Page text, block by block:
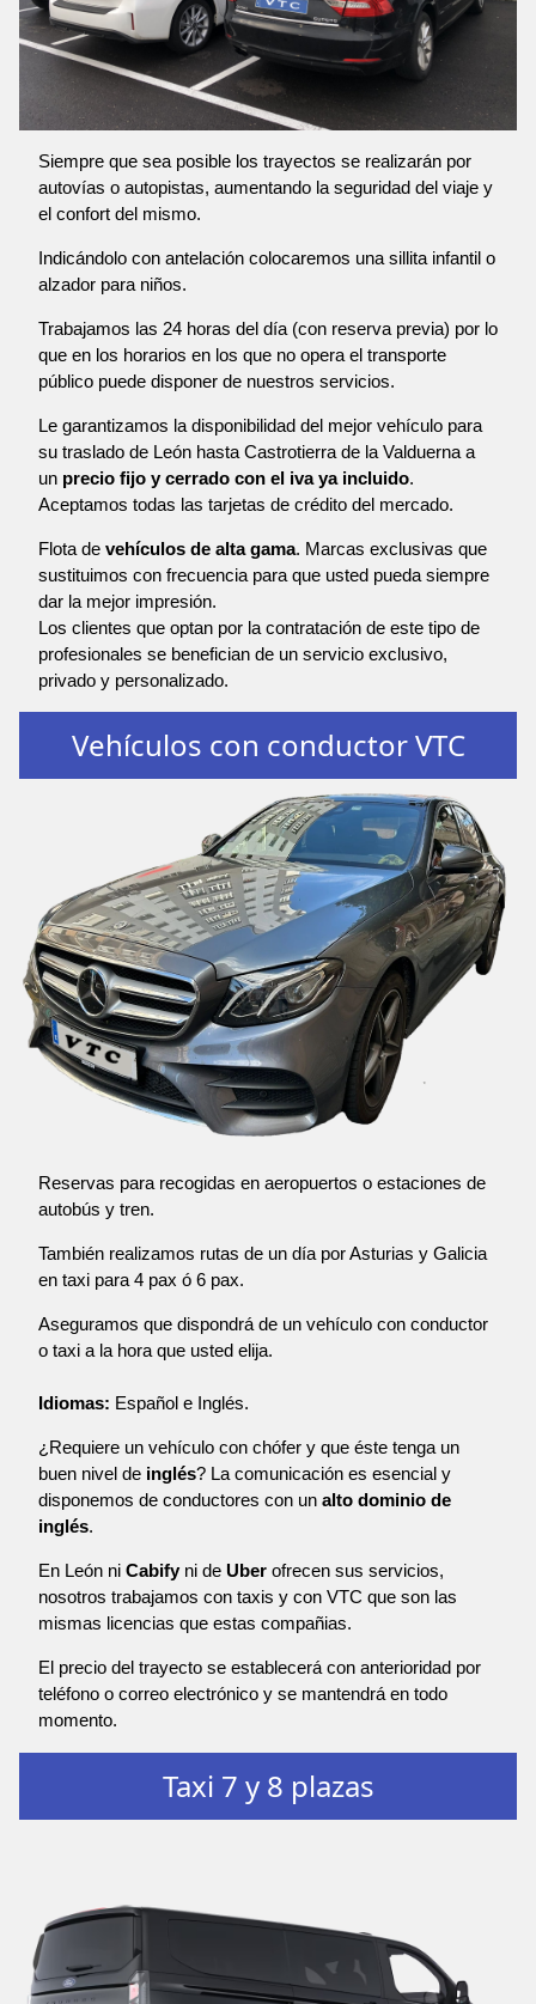
Siempre que sea posible los trayectos se realizarán por
autovías o autopistas, aumentando la seguridad del viaje y
el confort del mismo.
Indicándolo con antelación colocaremos una sillita infantil o
alzador para niños.
Trabajamos las 24 horas del día (con reserva previa) por lo
que en los horarios en los que no opera el transporte
público puede disponer de nuestros servicios.
Le garantizamos la disponibilidad del mejor vehículo para
su traslado de León hasta Castrotierra de la Valduerna a
un precio fijo y cerrado con el iva ya incluido.
Aceptamos todas las tarjetas de crédito del mercado.
Flota de vehículos de alta gama. Marcas exclusivas que
sustituimos con frecuencia para que usted pueda siempre
dar la mejor impresión.
Los clientes que optan por la contratación de este tipo de
profesionales se benefician de un servicio exclusivo,
privado y personalizado.
Vehículos con conductor VTC
Reservas para recogidas en aeropuertos o estaciones de
autobús y tren.
También realizamos rutas de un día por Asturias y Galicia
en taxi para 4 pax ó 6 pax.
Aseguramos que dispondrá de un vehículo con conductor
o taxi a la hora que usted elija.
Idiomas: Español e Inglés.
¿Requiere un vehículo con chófer y que éste tenga un
buen nivel de inglés? La comunicación es esencial y
disponemos de conductores con un alto dominio de
inglés.
En León ni Cabify ni de Uber ofrecen sus servicios,
nosotros trabajamos con taxis y con VTC que son las
mismas licencias que estas compañias.
El precio del trayecto se establecerá con anterioridad por
teléfono o correo electrónico y se mantendrá en todo
momento.
Taxi 7 y 8 plazas